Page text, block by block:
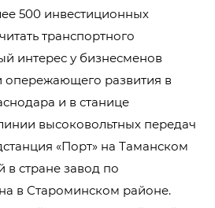
500 инвестиционных
транспортного
интерес у бизнесменов
опережающего развития в
и в станице
высоковольтных передач
«Порт» на Таманском
в стране завод по
в Староминском районе.